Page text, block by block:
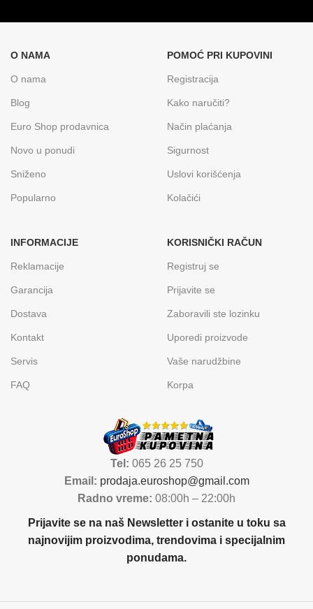
O NAMA
O nama
Blog
Euro Shop prodavnica
Novo u ponudi
Sniženo
Popularno
POMOĆ PRI KUPOVINI
Registracija
Kako naručiti?
Način plaćanja
Sigurnost
Uslovi korišćenja
Kolačići
INFORMACIJE
Reklamacije
Garancija
Dostava
Kontakt
Servis
FAQ
KORISNIČKI RAČUN
Registruj se
Prijavite se
Zaboravili ste lozinku
Uporedi proizvode
Vaše narudžbine
Korpa
Tel: 065 26 25 750
Email: prodaja.euroshop@gmail.com
Radno vreme: 08:00h – 22:00h
Prijavite se na naš Newsletter i ostanite u toku sa
najnovijim proizvodima, trendovima i specijalnim
ponudama.